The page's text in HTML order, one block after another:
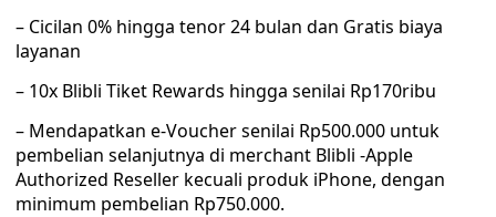
– Cicilan 0% hingga tenor 24 bulan dan Gratis biaya
layanan
– 10x Blibli Tiket Rewards hingga senilai Rp170ribu
– Mendapatkan e-Voucher senilai Rp500.000 untuk
pembelian selanjutnya di merchant Blibli -Apple
Authorized Reseller kecuali produk iPhone, dengan
minimum pembelian Rp750.000.